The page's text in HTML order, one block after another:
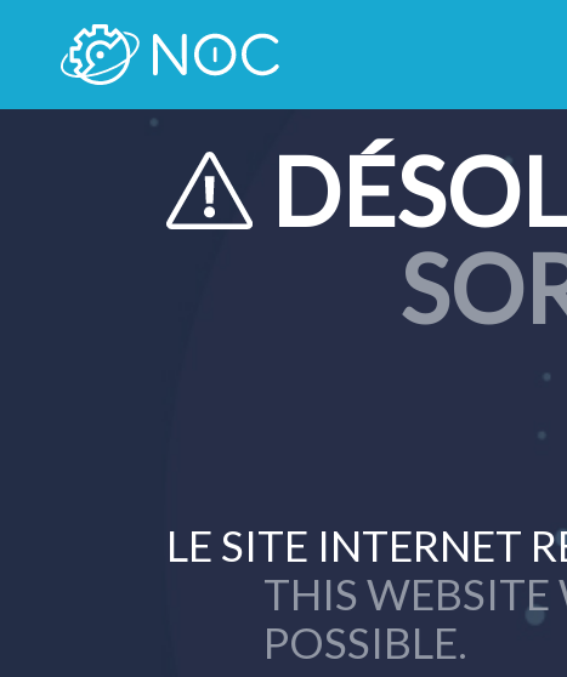
LE SITE INTERNET
THIS WEBSITE
POSSIBLE.